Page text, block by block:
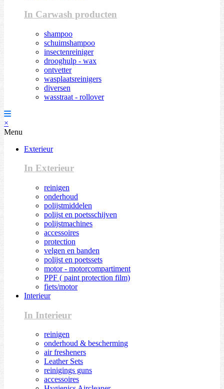
In Carwash producten
shampoo
schuimshampoo
insectenreiniger
drooghulp - wax
ontvetter
wasplaatsreinigers
diversen
wasstraat - rollover
×
Menu
Exterieur
In Exterieur
reinigen
onderhoud
polijstmiddelen
polijst en poetsschijven
polijstmachines
accessoires
protection
velgen en banden
polijst en poetssets
motor - motorcompartiment
PPF ( paint protection film)
fiets/motor
Interieur
In Interieur
reinigen
onderhoud & bescherming
air fresheners
Leather Sets
reinigings guns
accessoires